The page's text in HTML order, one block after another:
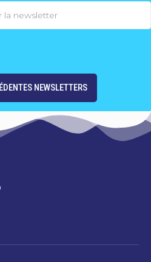
NEWSLETTERS